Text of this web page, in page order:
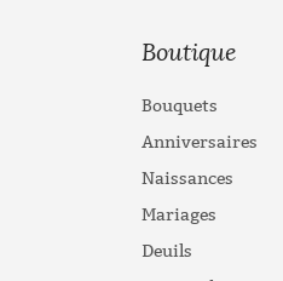
Boutique
Bouquets
Anniversaires
Naissances
Mariages
Deuils